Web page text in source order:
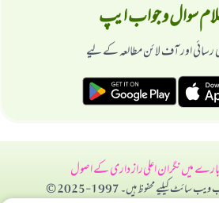
سوال و جواب ایپ
اور آف لائن مطالعہ کے لیے
میںنگران اعلیراز داری کے اصول
کیلیے محفوظ ہیں۔ 1997-2025 ©